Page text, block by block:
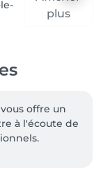
plus
offre un
à l'écoute de